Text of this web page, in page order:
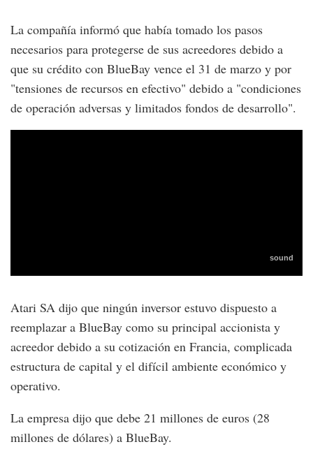
La compañía informó que había tomado los pasos
necesarios para protegerse de sus acreedores debido a
que su crédito con BlueBay vence el 31 de marzo y por
"tensiones de recursos en efectivo" debido a "condiciones
de operación adversas y limitados fondos de desarrollo".
Atari SA dijo que ningún inversor estuvo dispuesto a
reemplazar a BlueBay como su principal accionista y
acreedor debido a su cotización en Francia, complicada
estructura de capital y el difícil ambiente económico y
operativo.
La empresa dijo que debe 21 millones de euros (28
millones de dólares) a BlueBay.